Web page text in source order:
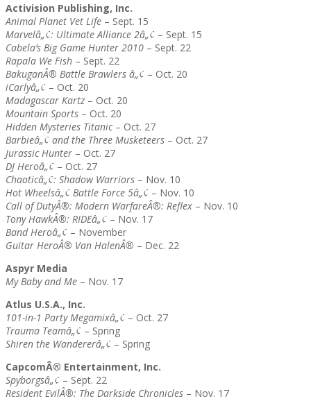
Activision Publishing, Inc.
Animal Planet Vet Life – Sept. 15
Marvelâ„¢: Ultimate Alliance 2â„¢ – Sept. 15
Cabela’s Big Game Hunter 2010 – Sept. 22
Rapala We Fish – Sept. 22
BakuganÂ® Battle Brawlers â„¢ – Oct. 20
iCarlyâ„¢ – Oct. 20
Madagascar Kartz – Oct. 20
Mountain Sports – Oct. 20
Hidden Mysteries Titanic– Oct. 27
Barbieâ„¢ and the Three Musketeers – Oct. 27
Jurassic Hunter – Oct. 27
DJ Heroâ„¢ – Oct. 27
Chaoticâ„¢: Shadow Warriors – Nov. 10
Hot Wheelsâ„¢ Battle Force 5â„¢ – Nov. 10
Call of DutyÂ®: Modern WarfareÂ®: Reflex – Nov. 10
Tony HawkÂ®: RIDEâ„¢ – Nov. 17
Band Heroâ„¢ – November
Guitar HeroÂ® Van HalenÂ® – Dec. 22
Aspyr Media
My Baby and Me – Nov. 17
Atlus U.S.A., Inc.
101-in-1 Party Megamixâ„¢ – Oct. 27
Trauma Teamâ„¢ – Spring
Shiren the Wandererâ„¢ – Spring
CapcomÂ® Entertainment, Inc.
Spyborgsâ„¢ – Sept. 22
Resident EvilÂ®: The Darkside Chronicles – Nov. 17